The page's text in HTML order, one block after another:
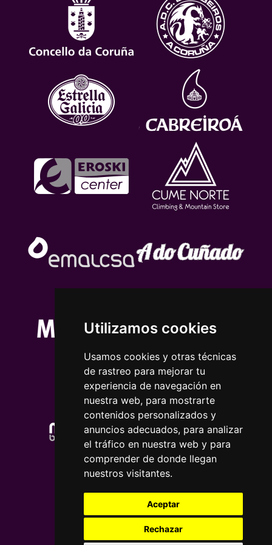
Utilizamos cookies
Usamos cookies y otras técnicas
de rastreo para mejorar tu
experiencia de navegación en
nuestra web, para mostrarte
contenidos personalizados y
anuncios adecuados, para analizar
el tráfico en nuestra web y para
comprender de donde llegan
nuestros visitantes.
Aceptar
Rechazar